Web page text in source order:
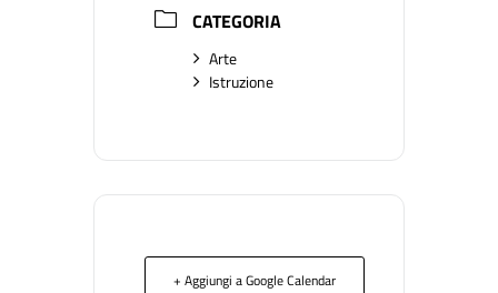
CATEGORIA
Arte
Istruzione
+ Aggiungi a Google Calendar